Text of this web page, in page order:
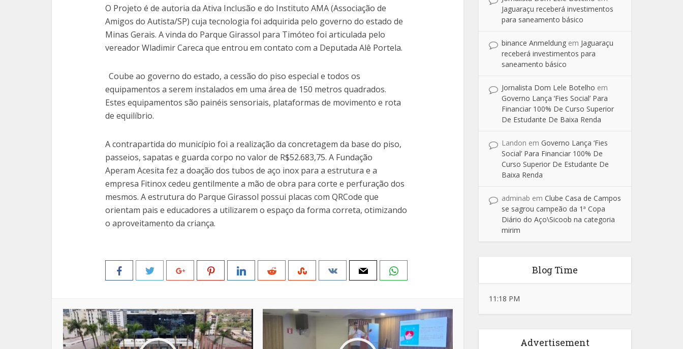
O Projeto é de autoria da Ativa Inclusão e do Instituto AMA (Associação de
Amigos do Autista/SP) cuja tecnologia foi adquirida pelo governo do estado de
Minas Gerais. A vinda do Parque Girassol para Timóteo foi articulada pelo
vereador Wladimir Careca que entrou em contato com a Deputada Alê Portela.
Coube ao governo do estado, a cessão do piso especial e todos os
equipamentos a serem instalados em uma área de 150 metros quadrados.
Estes equipamentos são painéis sensoriais, plataformas de movimento e rota
de equilíbrio.
A contrapartida do município foi a realização da concretagem da base do piso,
passeios, sapatas e guarda corpo no valor de R$52.683,75. A Fundação
Aperam Acesita fez a doação dos tubos de aço inox para a estrutura e a
empresa Fitinox cedeu gentilmente a mão de obra para corte e perfuração dos
mesmos. A estrutura do Parque Girassol possui placas com QRCode que
orientam pais e educadores a utilizarem o espaço da forma correta, otimizando
o aproveitamento da criança.
Jaguaraçu receberá investimentos
para saneamento básico
binance Anmeldung em Jaguaraçu
receberá investimentos para
saneamento básico
Jornalista Dom Lele Botelho em
Governo Lança ‘Fies Social’ Para
Financiar 100% De Curso Superior
De Estudante De Baixa Renda
Landon em Governo Lança ‘Fies
Social’ Para Financiar 100% De
Curso Superior De Estudante De
Baixa Renda
adminab em Clube Casa de Campos
se sagrou campeão da 1ª Copa
Diário do Aço\Sicoob na categoria
mirim
Blog Time
11:18 PM
Advertisement